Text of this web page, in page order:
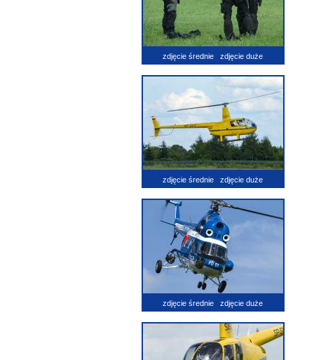
zdjęcie średnie zdjęcie duże
zdjęcie średnie zdjęcie duże
zdjęcie średnie zdjęcie duże